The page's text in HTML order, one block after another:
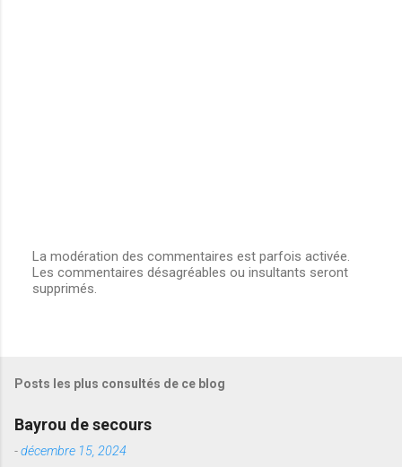
E
n
t
e
r
u
La modération des commentaires est parfois activée.
Les commentaires désagréables ou insultants seront
supprimés.
Posts les plus consultés de ce blog
Bayrou de secours
-décembre 15, 2024